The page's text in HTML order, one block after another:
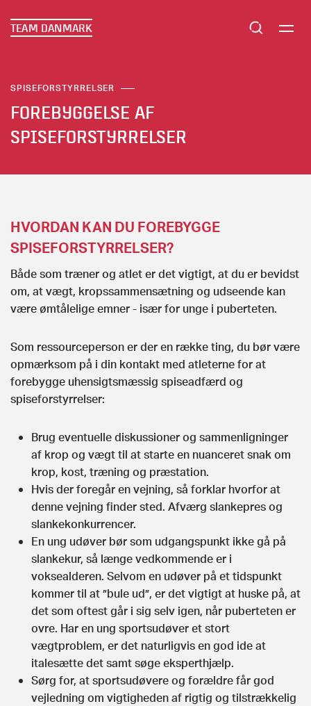
TEAM DANMARK
SPISEFORSTYRRELSER
FOREBYGGELSE AF
SPISEFORSTYRRELSER
HVORDAN KAN DU FOREBYGGE
SPISEFORSTYRRELSER?
Både som træner og atlet er det vigtigt, at du er bevidst
om, at vægt, kropssammensætning og udseende kan
være ømtålelige emner - især for unge i puberteten.
Som ressourceperson er der en række ting, du bør være
opmærksom på i din kontakt med atleterne for at
forebygge uhensigtsmæssig spiseadfærd og
spiseforstyrrelser:
Brug eventuelle diskussioner og sammenligninger
af krop og vægt til at starte en nuanceret snak om
krop, kost, træning og præstation.
Hvis der foregår en vejning, så forklar hvorfor at
denne vejning finder sted. Afværg slankepres og
slankekonkurrencer.
En ung udøver bør som udgangspunkt ikke gå på
slankekur, så længe vedkommende er i
voksealderen. Selvom en udøver på et tidspunkt
kommer til at ”bule ud”, er det vigtigt at huske på, at
det som oftest går i sig selv igen, når puberteten er
ovre. Har en ung sportsudøver et stort
vægtproblem, er det naturligvis en god ide at
italesætte det samt søge eksperthjælp.
Sørg for, at sportsudøvere og forældre får god
vejledning om vigtigheden af rigtig og tilstrækkelig